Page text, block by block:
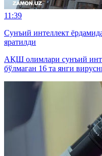
11:39
Сунъий интеллект
яратилди
АҚШ олимлари сунъий
бўлмаган 16 та янги